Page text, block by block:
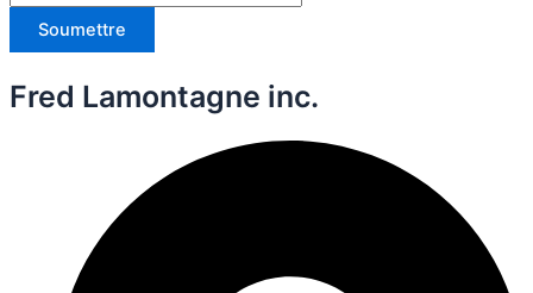
Soumettre
Fred Lamontagne inc.